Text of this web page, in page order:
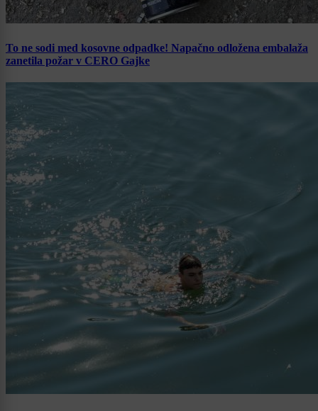
To ne sodi med kosovne odpadke! Napačno odložena embalaža
zanetila požar v CERO Gajke